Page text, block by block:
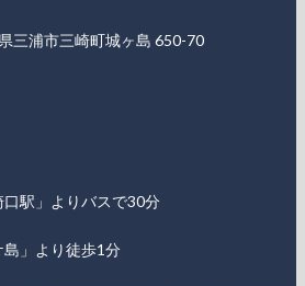
三浦市三崎町城ヶ島 650-70
駅」よりバスで30分
」より徒歩1分